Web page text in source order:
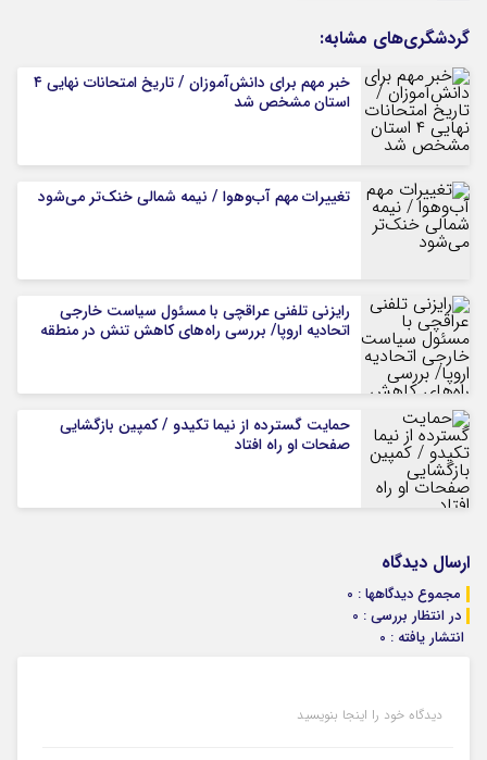
گردشگری‌های مشابه:
خبر مهم برای دانش‌آموزان / تاریخ امتحانات نهایی ۴
استان مشخص شد
تغییرات مهم آب‌وهوا / نیمه شمالی خنک‌تر می‌شود
رایزنی تلفنی عراقچی با مسئول سیاست خارجی
اتحادیه اروپا/ بررسی راه‌های کاهش تنش در منطقه
حمایت گسترده از نیما تکیدو / کمپین بازگشایی
صفحات او راه افتاد
ارسال دیدگاه
مجموع دیدگاهها : 0
در انتظار بررسی : 0
انتشار یافته : 0
دیدگاه خود را اینجا بنویسید